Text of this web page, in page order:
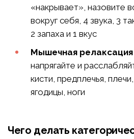
«накрывает», назовите
вокруг себя, 4 звука, 3
2 запаха и 1 вкус
Мышечная релаксация
напрягайте и
кисти, предплечья,
ягодицы, ноги
Чего делать